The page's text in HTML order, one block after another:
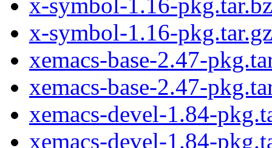
x-symbol-1.16-pkg.tar.gz
xemacs-base-2.47-
xemacs-base-2.47-
xemacs-devel-1.84-
xemacs-devel-1.84-